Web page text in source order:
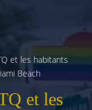
et les habitants
Beach
et les